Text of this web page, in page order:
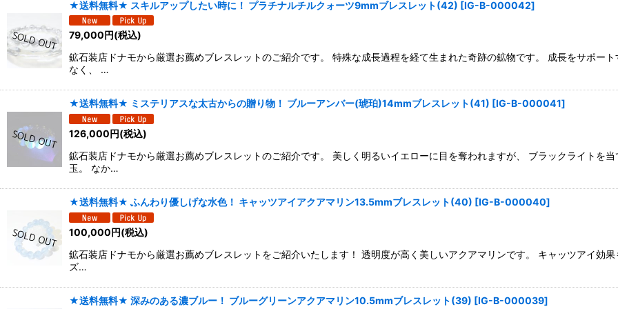
★送料無料★ スキルアップしたい時に！ プラチナルチルクォーツ9mmブレスレット(42) [IG-B-000042]
79,000円(税込)
鉱石装店ドナモから厳選お薦めブレスレットのご紹介です。 特殊な成長過程を経て生まれた奇跡の鉱物です。 成長をサポー
なく、 …
★送料無料★ ミステリアスな太古からの贈り物！ ブルーアンバー(琥珀)14mmブレスレット(41) [IG-B-000041]
126,000円(税込)
鉱石装店ドナモから厳選お薦めブレスレットのご紹介です。 美しく明るいイエローに目を奪われますが、 ブラックライトを
玉。 なか…
★送料無料★ ふんわり優しげな水色！ キャッツアイアクアマリン13.5mmブレスレット(40) [IG-B-000040]
100,000円(税込)
鉱石装店ドナモから厳選お薦めブレスレットをご紹介いたします！ 透明度が高く美しいアクアマリンです。 キャッツアイ効
ズ…
★送料無料★ 深みのある濃ブルー！ ブルーグリーンアクアマリン10.5mmブレスレット(39) [IG-B-000039]